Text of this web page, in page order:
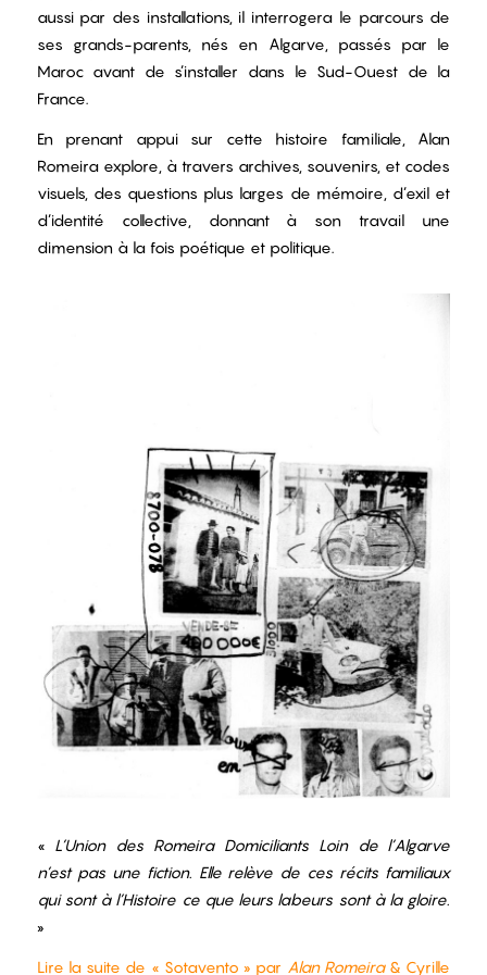
aussi par des installations, il interrogera le parcours de
ses grands-parents, nés en Algarve, passés par le
Maroc avant de s’installer dans le Sud-Ouest de la
France.
En prenant appui sur cette histoire familiale, Alan
Romeira explore, à travers archives, souvenirs, et codes
visuels, des questions plus larges de mémoire, d’exil et
d’identité collective, donnant à son travail une
dimension à la fois poétique et politique.
« L’Union des Romeira Domiciliants Loin de l’Algarve
n’est pas une fiction. Elle relève de ces récits familiaux
qui sont à l’Histoire ce que leurs labeurs sont à la gloire.
»
Lire la suite de « Sotavento » par Alan Romeira& Cyrille